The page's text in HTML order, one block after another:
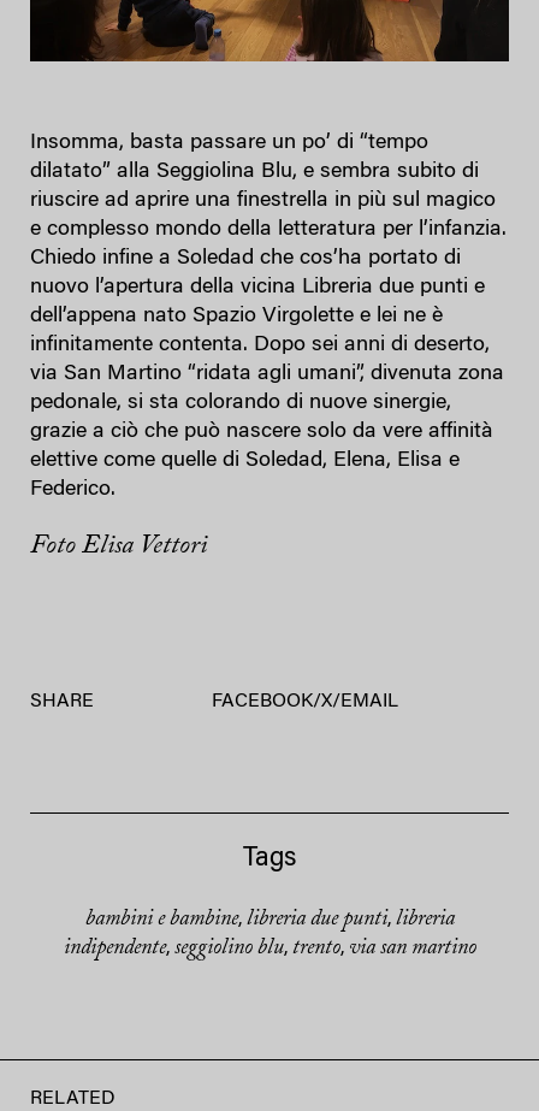
Insomma, basta passare un po’ di “tempo
dilatato” alla Seggiolina Blu, e sembra subito di
riuscire ad aprire una finestrella in più sul magico
e complesso mondo della letteratura per l’infanzia.
Chiedo infine a Soledad che cos’ha portato di
nuovo l’apertura della vicina Libreria due punti e
dell’appena nato Spazio Virgolette e lei ne è
infinitamente contenta. Dopo sei anni di deserto,
via San Martino “ridata agli umani”, divenuta zona
pedonale, si sta colorando di nuove sinergie,
grazie a ciò che può nascere solo da vere affinità
elettive come quelle di Soledad, Elena, Elisa e
Federico.
Foto Elisa Vettori
SHARE FACEBOOK/X/EMAIL
Tags
bambini e bambine, libreria due punti, libreria
indipendente, seggiolino blu, trento, via san martino
RELATED